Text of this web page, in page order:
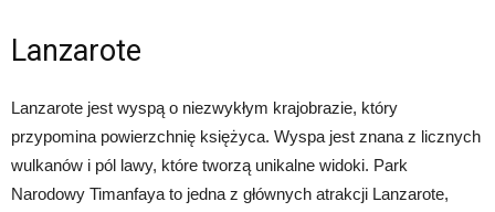
Lanzarote
Lanzarote jest wyspą o niezwykłym krajobrazie, który
przypomina powierzchnię księżyca. Wyspa jest znana z licznych
wulkanów i pól lawy, które tworzą unikalne widoki. Park
Narodowy Timanfaya to jedna z głównych atrakcji Lanzarote,